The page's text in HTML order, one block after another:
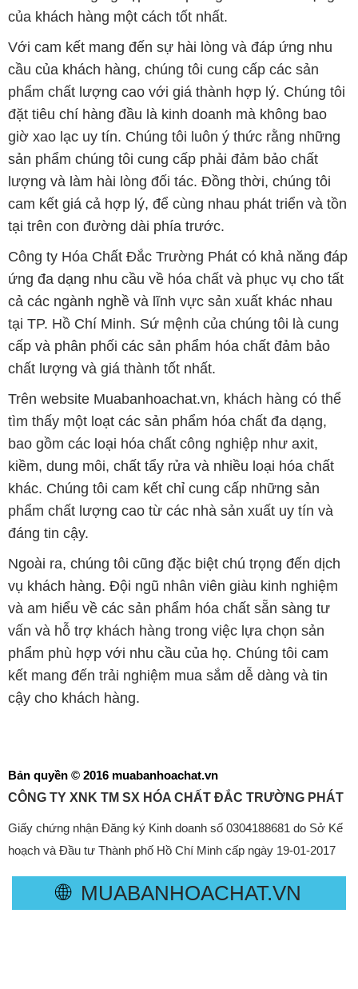
của khách hàng một cách tốt nhất.
Với cam kết mang đến sự hài lòng và đáp ứng nhu
cầu của khách hàng, chúng tôi cung cấp các sản
phẩm chất lượng cao với giá thành hợp lý. Chúng tôi
đặt tiêu chí hàng đầu là kinh doanh mà không bao
giờ xao lạc uy tín. Chúng tôi luôn ý thức rằng những
sản phẩm chúng tôi cung cấp phải đảm bảo chất
lượng và làm hài lòng đối tác. Đồng thời, chúng tôi
cam kết giá cả hợp lý, để cùng nhau phát triển và tồn
tại trên con đường dài phía trước.
Công ty Hóa Chất Đắc Trường Phát có khả năng đáp
ứng đa dạng nhu cầu về hóa chất và phục vụ cho tất
cả các ngành nghề và lĩnh vực sản xuất khác nhau
tại TP. Hồ Chí Minh. Sứ mệnh của chúng tôi là cung
cấp và phân phối các sản phẩm hóa chất đảm bảo
chất lượng và giá thành tốt nhất.
Trên website Muabanhoachat.vn, khách hàng có thể
tìm thấy một loạt các sản phẩm hóa chất đa dạng,
bao gồm các loại hóa chất công nghiệp như axit,
kiềm, dung môi, chất tẩy rửa và nhiều loại hóa chất
khác. Chúng tôi cam kết chỉ cung cấp những sản
phẩm chất lượng cao từ các nhà sản xuất uy tín và
đáng tin cậy.
Ngoài ra, chúng tôi cũng đặc biệt chú trọng đến dịch
vụ khách hàng. Đội ngũ nhân viên giàu kinh nghiệm
và am hiểu về các sản phẩm hóa chất sẵn sàng tư
vấn và hỗ trợ khách hàng trong việc lựa chọn sản
phẩm phù hợp với nhu cầu của họ. Chúng tôi cam
kết mang đến trải nghiệm mua sắm dễ dàng và tin
cậy cho khách hàng.
Bản quyền © 2016 muabanhoachat.vn
CÔNG TY XNK TM SX HÓA CHẤT ĐẮC TRƯỜNG PHÁT
Giấy chứng nhận Đăng ký Kinh doanh số 0304188681 do Sở Kế
hoạch và Đầu tư Thành phố Hồ Chí Minh cấp ngày 19-01-2017
🌐 MUABANHOACHAT.VN